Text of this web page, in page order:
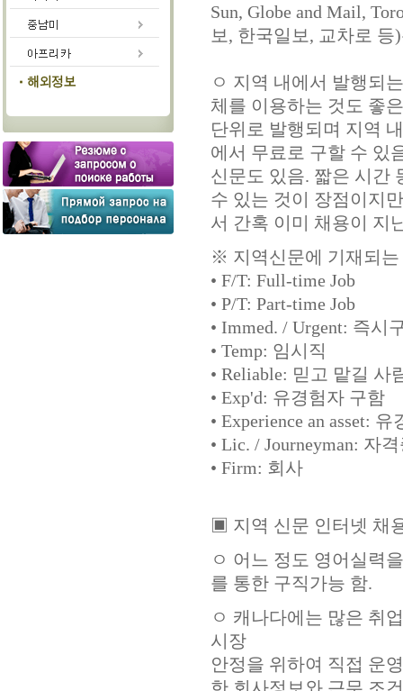
Sun, Globe and Mail,
보, 한국일보, 교차로 등
ㅇ 지역 내에서 발행되
체를 이용하는 것도 좋
단위로 발행되며 지역
에서 무료로 구할 수 있
신문도 있음. 짧은 시간
수 있는 것이 장점이지
서 간혹 이미 채용이 지
※ 지역신문에 기재되
• F/T: Full-time Job
• P/T: Part-time Job
• Immed. / Urgent: 즉시
• Temp: 임시직
• Reliable: 믿고 맡길 사
• Exp'd: 유경험자 구함
• Experience an asset:
• Lic. / Journeyman: 자
• Firm: 회사
▣ 지역 신문 인터넷 채
ㅇ 어느 정도 영어실력
를 통한 구직가능 함.
ㅇ 캐나다에는 많은 취
시장
안정을 위하여 직접 운